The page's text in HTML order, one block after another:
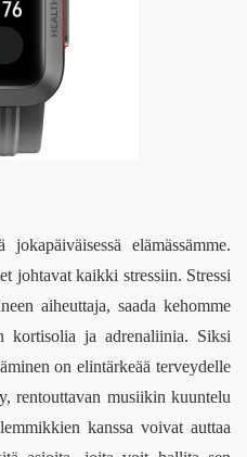
elämässämme.
johtavat kaikki stressiin. Stressi
aiheuttaja, saada kehomme
kortisolia ja adrenaliinia. Siksi
on elintärkeää terveydelle
rentouttavan musiikin kuuntelu
kanssa voivat auttaa